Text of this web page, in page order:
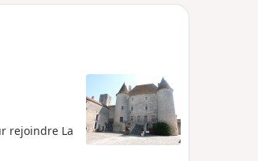
rejoindre La